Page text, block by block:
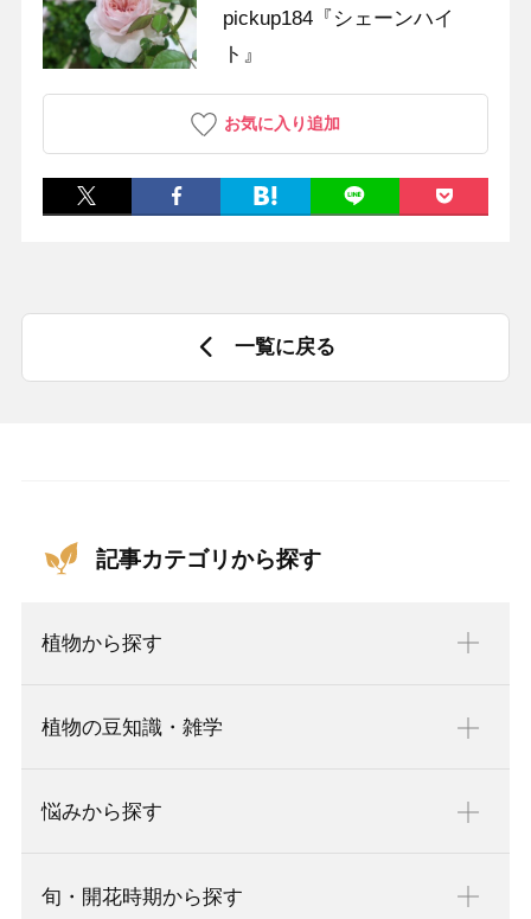
pickup184『シェーンハイ
ト』
お気に入り追加
一覧に戻る
記事カテゴリから探す
植物から探す
植物の豆知識・雑学
悩みから探す
旬・開花時期から探す